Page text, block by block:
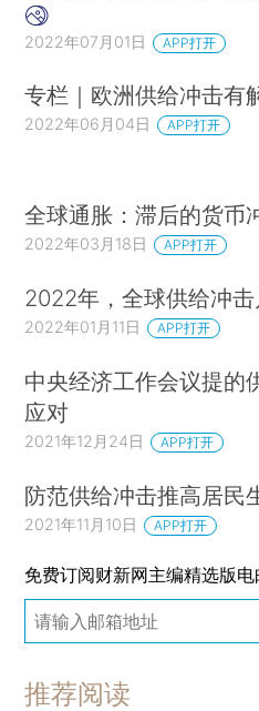
2022年07月01日 APP打开
专栏｜欧洲供给冲击有
2022年06月04日 APP打开
全球通胀：滞后的货币
2022年03月18日 APP打开
2022年，全球供给冲
2022年01月11日 APP打开
中央经济工作会议提的
应对
2021年12月24日 APP打开
防范供给冲击推高居民
2021年11月10日 APP打开
免费订阅财新网主编精选版电
推荐阅读